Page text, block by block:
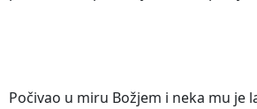
Počivao u miru Božjem i neka mu je